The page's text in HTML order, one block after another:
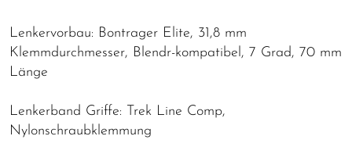
Lenkervorbau: Bontrager Elite, 31,8 mm
Klemmdurchmesser, Blendr-kompatibel, 7 Grad, 70 mm
Länge
Lenkerband Griffe: Trek Line Comp,
Nylonschraubklemmung